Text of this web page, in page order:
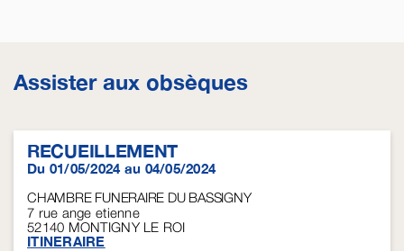
Assister aux obsèques
RECUEILLEMENT
Du 01/05/2024 au 04/05/2024
CHAMBRE FUNERAIRE DU BASSIGNY
7 rue ange etienne
52140 MONTIGNY LE ROI
ITINERAIRE